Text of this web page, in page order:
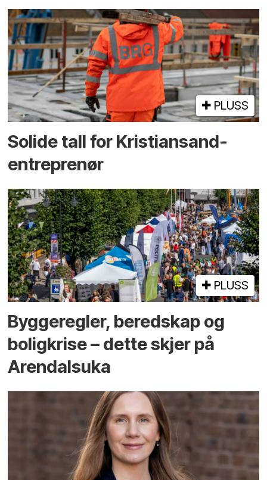
PLUSS
Solide tall for Kristiansand-
entreprenør
PLUSS
Bygge­regler, beredskap og
bolig­krise – dette skjer på
Arendals­uka